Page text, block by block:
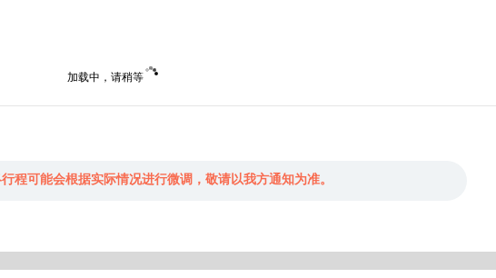
加载中，请稍等
程可能会根据实际情况进行微调，敬请以我方通知为准。